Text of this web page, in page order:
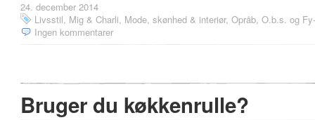
24. december 2014
Livsstil, Mig & Charli, Mode, skønhed & interiør, Opråb, O.b.s. og
Ingen kommentarer
Bruger du køkkenrulle?